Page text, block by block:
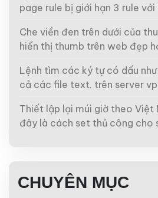
page rule bị giới hạn 3 rule
Che viền đen trên dưới của
hiển thị thumb trên web đẹp
Lệnh tìm các ký tự có dấu
cả các file text. trên server
Thiết lập lại múi giờ theo Việt
đây là cách set thủ công cho
CHUYÊN MỤC